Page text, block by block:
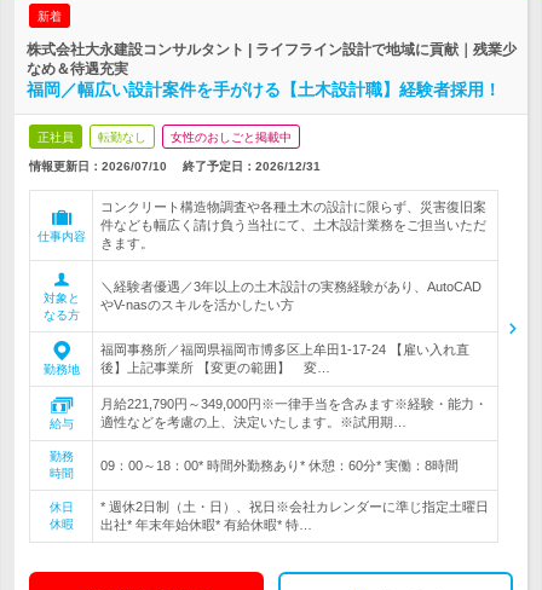
新着
株式会社大永建設コンサルタント | ライフライン設計で地域に貢献｜残業少
なめ＆待遇充実
福岡／幅広い設計案件を手がける【土木設計職】経験者採用！
正社員 転勤なし 女性のおしごと掲載中
情報更新日：2026/07/10 終了予定日： 2026/12/31
仕事内容
コンクリート構造物調査や各種土木の設計に限らず、災害復旧案
件なども幅広く請け負う当社にて、土木設計業務をご担当いただ
きます。
対象と
なる方
＼経験者優遇／3年以上の土木設計の実務経験があり、AutoCAD
やV-nasのスキルを活かしたい方
勤務地
福岡事務所／福岡県福岡市博多区上牟田1-17-24 【雇い入れ直
後】上記事業所 【変更の範囲】 変…
給与
月給221,790円～349,000円※一律手当を含みます※経験・能力・
適性などを考慮の上、決定いたします。※試用期…
勤務
時間
09：00～18：00* 時間外勤務あり* 休憩：60分* 実働：8時間
休日
休暇
* 週休2日制（土・日）、祝日※会社カレンダーに準じ指定土曜日
出社* 年末年始休暇* 有給休暇* 特…